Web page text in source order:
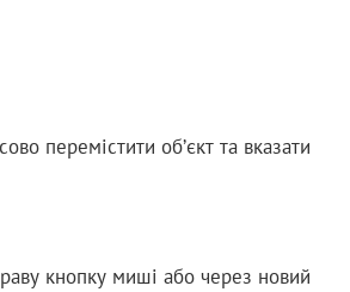
перемістити об’єкт та вказати
кнопку миші або через новий